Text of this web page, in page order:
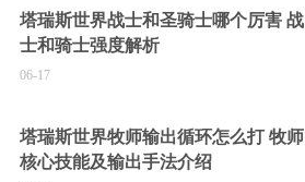
塔瑞斯世界战士和圣骑士哪个厉害 战
士和骑士强度解析
06-17
塔瑞斯世界牧师输出循环怎么打 牧师
核心技能及输出手法介绍